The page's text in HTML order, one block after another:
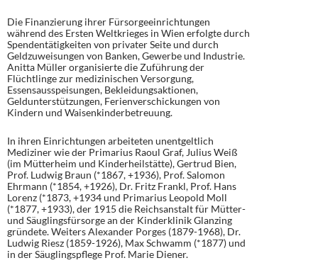
Die Finanzierung ihrer Fürsorgeeinrichtungen
während des Ersten Weltkrieges in Wien erfolgte durch
Spendentätigkeiten von privater Seite und durch
Geldzuweisungen von Banken, Gewerbe und Industrie.
Anitta Müller organisierte die Zuführung der
Flüchtlinge zur medizinischen Versorgung,
Essensausspeisungen, Bekleidungsaktionen,
Geldunterstützungen, Ferienverschickungen von
Kindern und Waisenkinderbetreuung.
In ihren Einrichtungen arbeiteten unentgeltlich
Mediziner wie der Primarius Raoul Graf, Julius Weiß
(im Mütterheim und Kinderheilstätte), Gertrud Bien,
Prof. Ludwig Braun (*1867, +1936), Prof. Salomon
Ehrmann (*1854, +1926), Dr. Fritz Frankl, Prof. Hans
Lorenz (*1873, +1934 und Primarius Leopold Moll
(*1877, +1933), der 1915 die Reichsanstalt für Mütter-
und Säuglingsfürsorge an der Kinderklinik Glanzing
gründete. Weiters Alexander Porges (1879-1968), Dr.
Ludwig Riesz (1859-1926), Max Schwamm (*1877) und
in der Säuglingspflege Prof. Marie Diener.